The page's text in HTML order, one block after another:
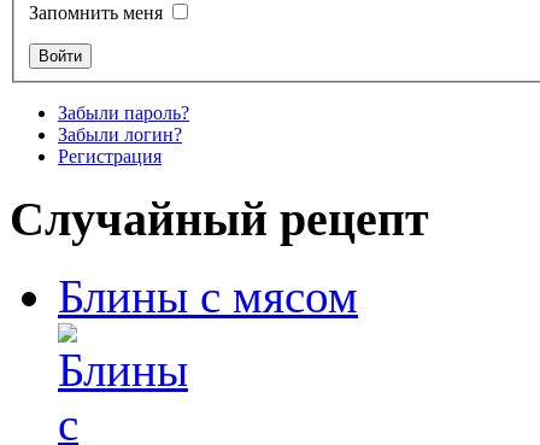
Запомнить меня
Забыли пароль?
Забыли логин?
Регистрация
Случайный рецепт
Блины с мясом